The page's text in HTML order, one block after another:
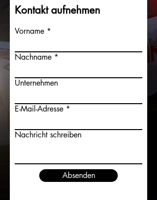
Kontakt aufnehmen
Vorname
Nachname
Unternehmen
E-Mail-Adresse
Nachricht schreiben
Absenden